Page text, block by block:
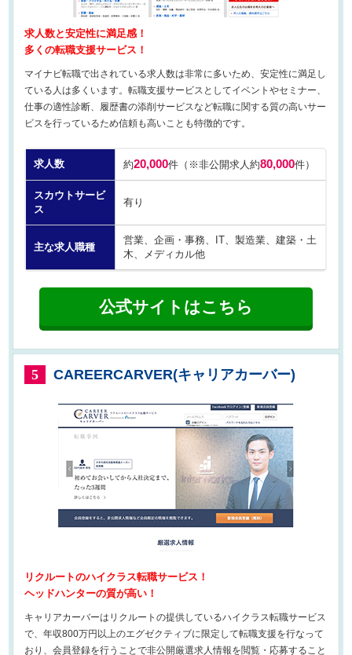
求人数と安定性に満足感！
多くの転職支援サービス！
マイナビ転職で出されている求人数は非常に多いため、安定性に満足し
ている人は多くいます。転職支援サービスとしてイベントやセミナー、
仕事の適性診断、履歴書の添削サービスなど転職に関する質の高いサー
ビスを行っているため信頼も高いことも特徴的です。
求人数 約20,000件（※非公開求人約80,000件）
スカウトサービ
ス
有り
主な求人職種
営業、企画・事務、IT、製造業、建築・土
木、メディカル他
公式サイトはこちら
5 CAREERCARVER(キャリアカーバー)
リクルートのハイクラス転職サービス！
ヘッドハンターの質が高い！
キャリアカーバーはリクルートの提供しているハイクラス転職サービス
で、年収800万円以上のエグゼクティブに限定して転職支援を行なって
おり、会員登録を行うことで非公開厳選求人情報を閲覧・応募すること